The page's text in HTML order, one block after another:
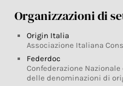
Organizzazioni di
Origin Italia
Associazione Italiana
Federdoc
Confederazione
delle denominazioni di